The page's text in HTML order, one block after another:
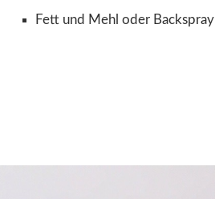
Fett und Mehl oder Backspray